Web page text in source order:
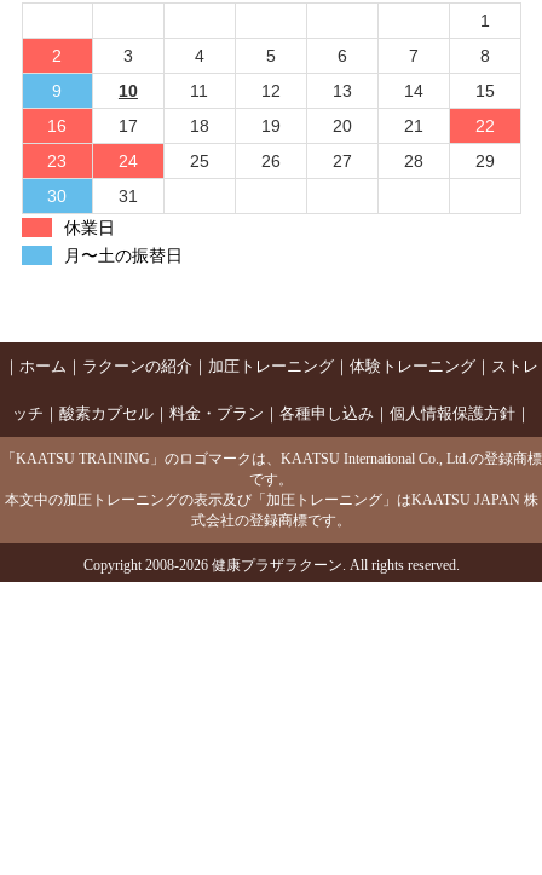
1
2
3 4 5 6 7
8
9
10 11 12 13 14
15
16
17 18 19 20 21
22
23
24 25 26 27 28
29
30
31
休業日
月〜土の振替日
｜ ホーム ｜ ラクーンの紹介 ｜ 加圧トレーニング ｜ 体験トレーニング ｜ ストレ
ッチ ｜ 酸素カプセル｜ 料金・プラン ｜ 各種申し込み｜ 個人情報保護方針｜
「KAATSU TRAINING」のロゴマークは、KAATSU International Co., Ltd.の登録商標
です。
本文中の加圧トレーニングの表示及び「加圧トレーニング」はKAATSU JAPAN 株
式会社の登録商標です。
Copyright 2008-2026 健康プラザラクーン. All rights reserved.